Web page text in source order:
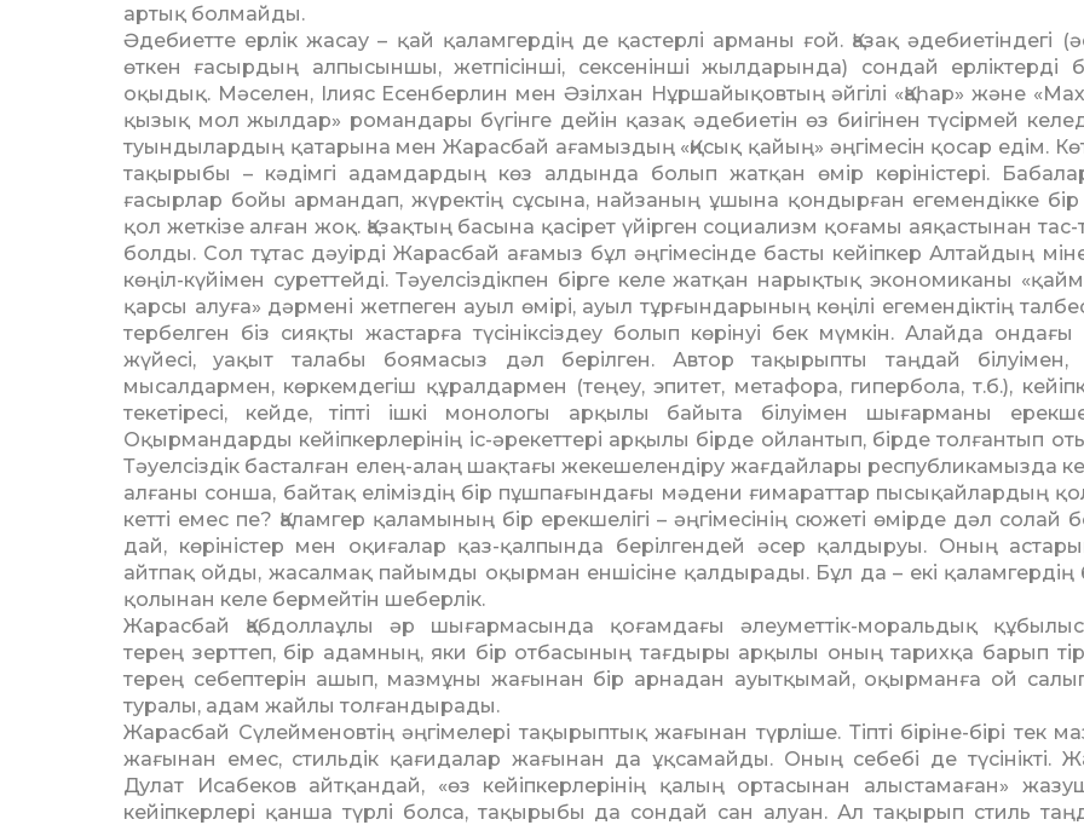
артық болмайды.
Әдебиетте ерлік жасау – қай қаламгердің де қастерлі арманы ғой. Қазақ әдебиетіндегі
өткен ғасыр­дың алпысыншы, жет­пісінші, сексенінші жылдарын­да) сондай ерліктерді
оқыдық. Мәселен, Ілияс Есенберлин мен Әзілхан Нұршайықовтың әйгілі «Қа­һар» және
қызық мол жылдар» романдары бүгінге дейін қазақ әдебиетін өз биігінен түсірмей
туындылардың қатарына мен Жарасбай ағамыздың «Қисық қайың» әңгі­месін қосар едім.
тақырыбы – кәдімгі адам­дардың көз алдында болып жатқан өмір көріністері.
ғасырлар бойы армандап, жүректің сұсына, найзаның ұшына қондырған егемендікке
қол жеткізе алған жоқ. Қазақтың басына қасірет үйірген социализм қоғамы аяқастынан тас-
болды. Сол тұтас дәуірді Жарасбай ағамыз бұл әңгімесінде басты кейіпкер Алтайдың
көңіл-күйімен сурет­тейді. Тәуелсіздікпен бірге келе жатқан нарықтық эко­номиканы
қарсы алуға» дәрмені жетпеген ауыл өмірі, ауыл тұрғындарының көңілі егемендіктің
тербелген біз сияқты жастарға түсініксіз­деу болып көрінуі бек мүмкін. Алайда
жүйесі, уақыт талабы боямасыз дәл берілген. Автор та­қырыпты таңдай білуімен,
мысалдармен, көркем­дегіш құралдармен (теңеу, эпитет, метафора, гипербола, т.б.),
текетіресі, кейде, тіпті ішкі монологы арқылы байыта білуімен шығарманы
Оқырмандарды кейіпкерлерінің іс-әрекеттері арқылы бірде ойлантып, бірде толғантып
Тәуелсіздік басталған елең-алаң шақтағы жекешелендіру жағдай­лары республикамызда
алғаны сонша, байтақ еліміздің бір пұшпағындағы мәдени ғимараттар пысы­қайлардың
кетті емес пе? Қаламгер қаламы­ның бір ерекшелігі – әңгімесінің сюжеті өмірде дәл со­лай
дай, көріністер мен оқиғалар қаз-қал­пында берілгендей әсер қалдыруы. Оның
айтпақ ойды, жасалмақ пайымды оқырман еншісіне қалдырады. Бұл да – екі қаламгердің
қолынан келе бермейтін шеберлік.
Жарасбай Қабдоллаұлы әр шығармасында қоғамдағы әлеуметтік-моральдық
терең зерттеп, бір адамның, яки бір отбасының тағдыры арқылы оның тарихқа барып
терең себептерін ашып, мазмұны жағынан бір арнадан ауыт­қымай, оқырманға ой
туралы, адам жайлы толғандырады.
Жарасбай Сүлейменовтің әңгімелері тақырыптық жағынан түрліше. Тіпті біріне-бірі тек
жағы­нан емес, стильдік қағидалар жағынан да ұқсамайды. Оның себебі де түсінікті.
Дулат Иса­бе­ков айтқандай, «өз кейіпкерлерінің қалың ортасынан алыстамаған»
кейіпкерлері қанша түрлі болса, тақырыбы да сондай сан алуан. Ал тақырып стиль